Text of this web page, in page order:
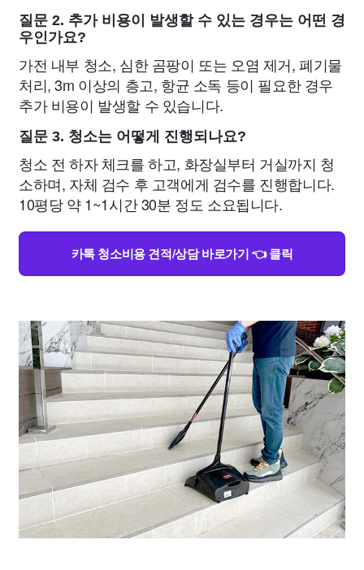
질문 2. 추가 비용이 발생할 수 있는 경우는 어떤 경
우인가요?
가전 내부 청소, 심한 곰팡이 또는 오염 제거, 폐기물
처리, 3m 이상의 층고, 항균 소독 등이 필요한 경우
추가 비용이 발생할 수 있습니다.
질문 3. 청소는 어떻게 진행되나요?
청소 전 하자 체크를 하고, 화장실부터 거실까지 청
소하며, 자체 검수 후 고객에게 검수를 진행합니다.
10평당 약 1~1시간 30분 정도 소요됩니다.
카톡 청소비용 견적/상담 바로가기 👈 클릭